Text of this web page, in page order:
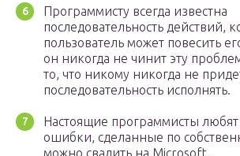
Программисту всегда известна
последовательность действий,
пользователь может повесить
он никогда не чинит эту
то, что никому никогда не
последовательность исполнять.
Настоящие программисты
ошибки, сделанные по
можно свалить на Microsoft.